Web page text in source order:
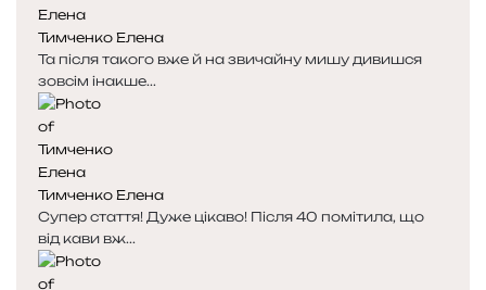
Тимченко Елена
Та після такого вже й на звичайну мишу дивишся
зовсім інакше...
Тимченко Елена
Супер стаття! Дуже цікаво! Після 40 помітила, що
від кави вж...